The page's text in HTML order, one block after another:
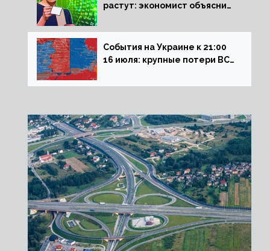
растут: экономист объяснил
на рынок РФ
События на Украине к 21:00
16 июля: крупные потери ВСУ
обстреливает Донбасс из